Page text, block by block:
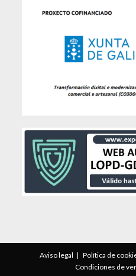
Aviso legal Política de
Condiciones de